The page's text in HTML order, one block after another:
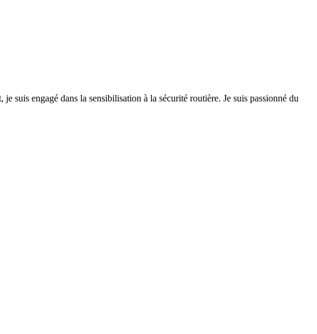
suis engagé dans la sensibilisation à la sécurité routière. Je suis passionné du